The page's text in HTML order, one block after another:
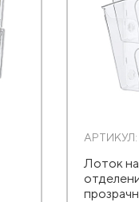
АРТИКУЛ:
Лоток